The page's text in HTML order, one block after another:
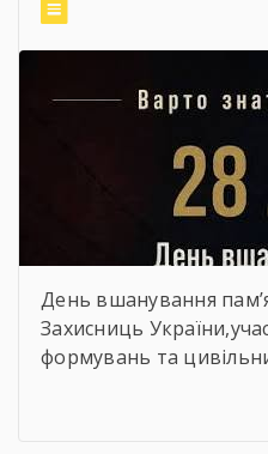
День вшанування
Захисниць
формувань та